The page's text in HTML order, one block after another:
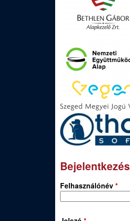
Bejelentkezés
Felhasználónév *